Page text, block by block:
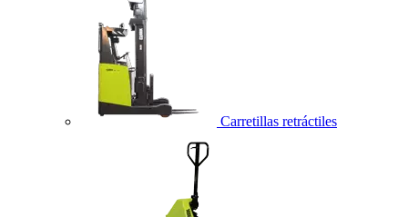
Carretillas retráctiles